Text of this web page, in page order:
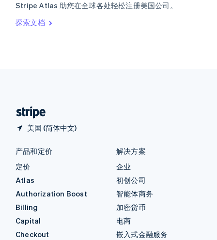
Stripe Atlas 助您在全球各处轻松注册美国公司。
探索文档
美国 (简体中文)
ItalianoEnglish
印度
English
产品和定价
定价
Atlas
Authorization Boost
Billing
Capital
Checkout
解决方案
企业
初创公司
智能体商务
加密货币
电商
嵌入式金融服务